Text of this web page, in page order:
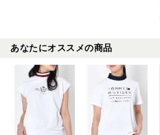
あなたにオススメの商品